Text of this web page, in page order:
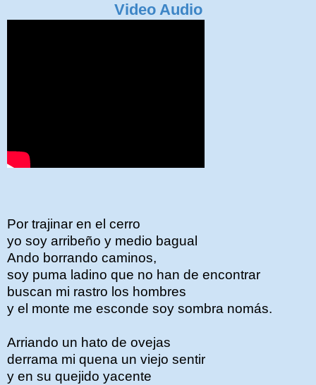
Video Audio
Por trajinar en el cerro
yo soy arribeño y medio bagual
Ando borrando caminos,
soy puma ladino que no han de encontrar
buscan mi rastro los hombres
y el monte me esconde soy sombra nomás.
Arriando un hato de ovejas
derrama mi quena un viejo sentir
y en su quejido yacente